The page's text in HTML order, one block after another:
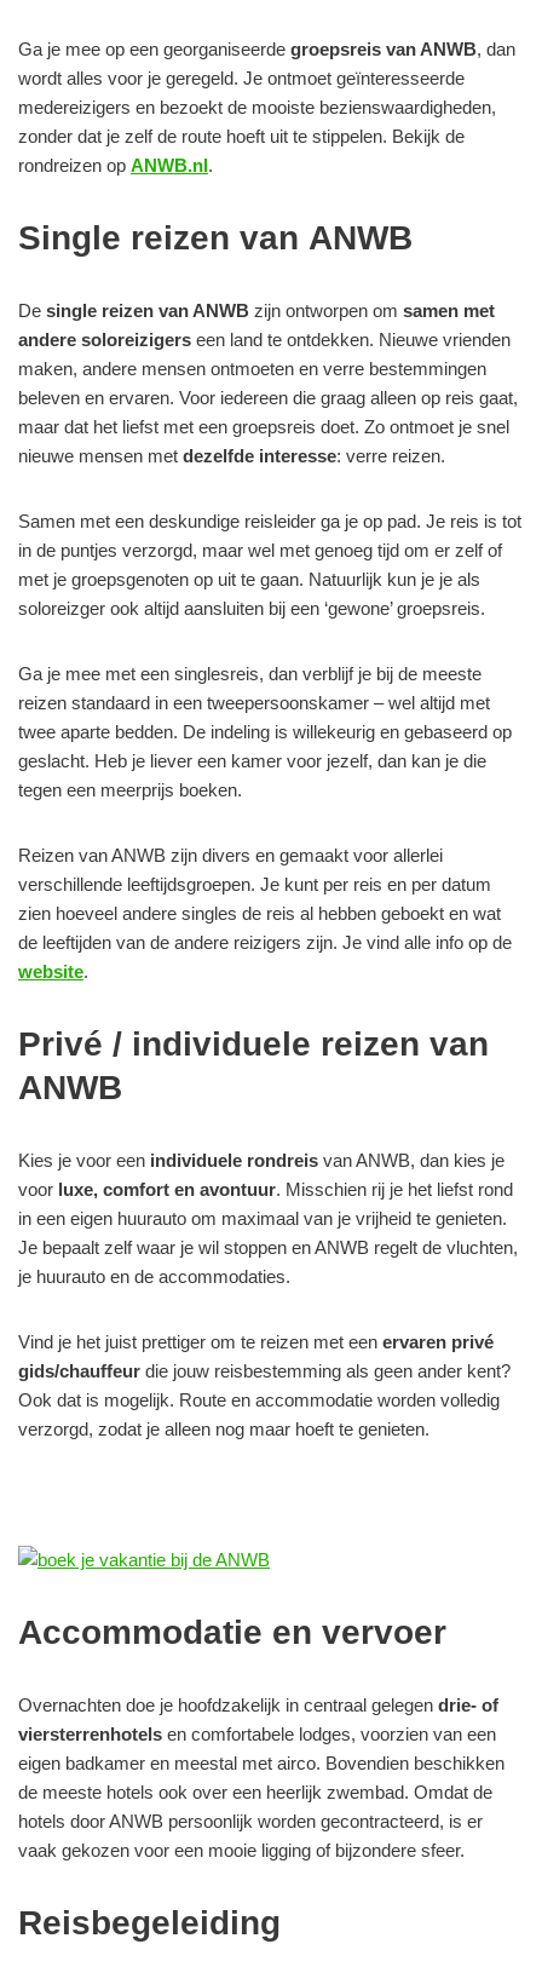
Ga je mee op een georganiseerde groepsreis van ANWB, dan
wordt alles voor je geregeld. Je ontmoet geïnteresseerde
medereizigers en bezoekt de mooiste bezienswaardigheden,
zonder dat je zelf de route hoeft uit te stippelen. Bekijk de
rondreizen op ANWB.nl.
Single reizen van ANWB
De single reizen van ANWB zijn ontworpen om samen met
andere soloreizigers een land te ontdekken. Nieuwe vrienden
maken, andere mensen ontmoeten en verre bestemmingen
beleven en ervaren. Voor iedereen die graag alleen op reis gaat,
maar dat het liefst met een groepsreis doet. Zo ontmoet je snel
nieuwe mensen met dezelfde interesse: verre reizen.
Samen met een deskundige reisleider ga je op pad. Je reis is tot
in de puntjes verzorgd, maar wel met genoeg tijd om er zelf of
met je groepsgenoten op uit te gaan. Natuurlijk kun je je als
soloreizger ook altijd aansluiten bij een ‘gewone’ groepsreis.
Ga je mee met een singlesreis, dan verblijf je bij de meeste
reizen standaard in een tweepersoonskamer – wel altijd met
twee aparte bedden. De indeling is willekeurig en gebaseerd op
geslacht. Heb je liever een kamer voor jezelf, dan kan je die
tegen een meerprijs boeken.
Reizen van ANWB zijn divers en gemaakt voor allerlei
verschillende leeftijdsgroepen. Je kunt per reis en per datum
zien hoeveel andere singles de reis al hebben geboekt en wat
de leeftijden van de andere reizigers zijn. Je vind alle info op de
website.
Privé / individuele reizen van
ANWB
Kies je voor een individuele rondreis van ANWB, dan kies je
voor luxe, comfort en avontuur. Misschien rij je het liefst rond
in een eigen huurauto om maximaal van je vrijheid te genieten.
Je bepaalt zelf waar je wil stoppen en ANWB regelt de vluchten,
je huurauto en de accommodaties.
Vind je het juist prettiger om te reizen met een ervaren privé
gids/chauffeur die jouw reisbestemming als geen ander kent?
Ook dat is mogelijk. Route en accommodatie worden volledig
verzorgd, zodat je alleen nog maar hoeft te genieten.
Accommodatie en vervoer
Overnachten doe je hoofdzakelijk in centraal gelegen drie- of
viersterrenhotels en comfortabele lodges, voorzien van een
eigen badkamer en meestal met airco. Bovendien beschikken
de meeste hotels ook over een heerlijk zwembad. Omdat de
hotels door ANWB persoonlijk worden gecontracteerd, is er
vaak gekozen voor een mooie ligging of bijzondere sfeer.
Reisbegeleiding